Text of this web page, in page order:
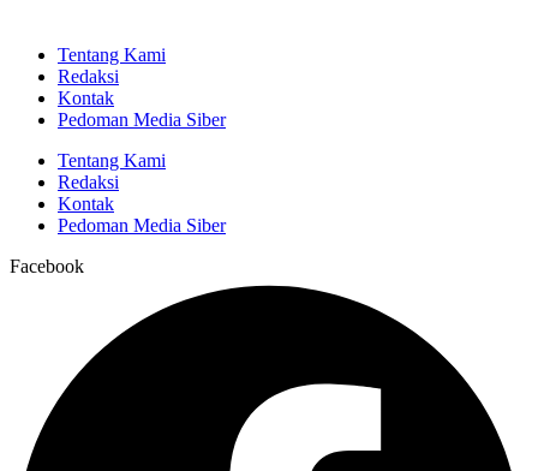
Tentang Kami
Redaksi
Kontak
Pedoman Media Siber
Tentang Kami
Redaksi
Kontak
Pedoman Media Siber
Facebook